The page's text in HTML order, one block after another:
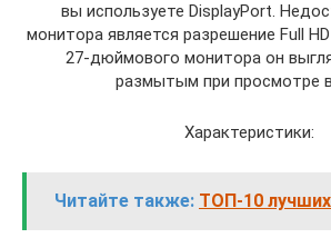
вы используете DisplayPort.
монитора является разрешение Full
27-дюймового монитора он
размытым при просмотре
Характеристики:
Читайте также: ТОП-10